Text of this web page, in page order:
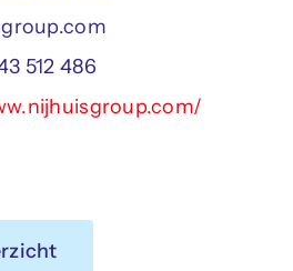
512 486